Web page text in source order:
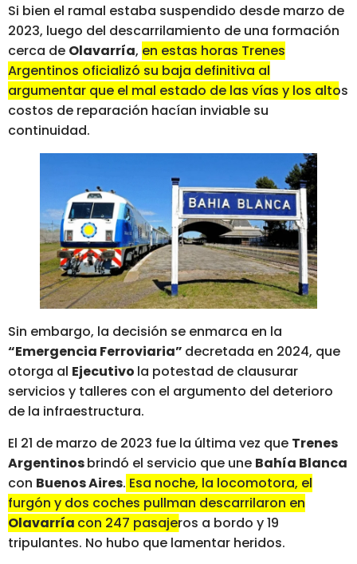
Si bien el ramal estaba suspendido desde marzo de
2023, luego del descarrilamiento de una formación
cerca de Olavarría, en estas horas Trenes
Argentinos oficializó su baja definitiva al
argumentar que el mal estado de las vías y los altos
costos de reparación hacían inviable su
continuidad.
Sin embargo, la decisión se enmarca en la
“Emergencia Ferroviaria” decretada en 2024, que
otorga al Ejecutivo la potestad de clausurar
servicios y talleres con el argumento del deterioro
de la infraestructura.
El 21 de marzo de 2023 fue la última vez que Trenes
Argentinosbrindó el servicio que une Bahía Blanca
con Buenos Aires. Esa noche, la locomotora, el
furgón y dos coches pullman descarrilaron en
Olavarría con 247 pasajeros a bordo y 19
tripulantes. No hubo que lamentar heridos.